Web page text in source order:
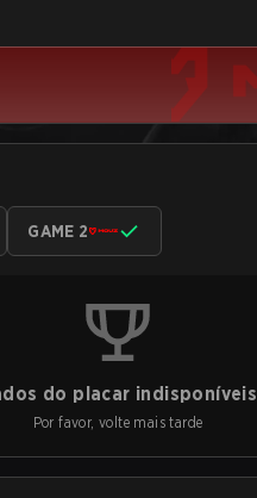
GAME 2
do placar indisponíveis
Por favor, volte mais tarde